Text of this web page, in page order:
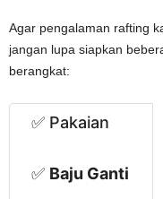
Agar pengalaman rafting
jangan lupa siapkan
berangkat:
✅ Pakaian
✅ Baju Ganti